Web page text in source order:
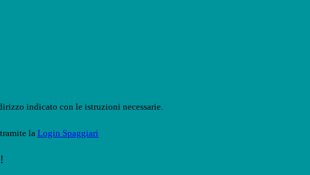
indicato con le istruzioni necessarie.
la Login Spaggiari